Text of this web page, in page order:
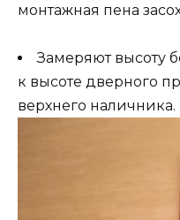
монтажная пена
Замеряют высоту
к высоте дверного
верхнего наличника.